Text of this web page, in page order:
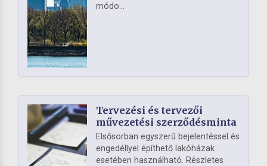
módo...
Tervezési és tervezői
művezetési szerződésminta
Elsősorban egyszerű bejelentéssel és
engedéllyel építhető lakóházak
esetében használható. Részletes